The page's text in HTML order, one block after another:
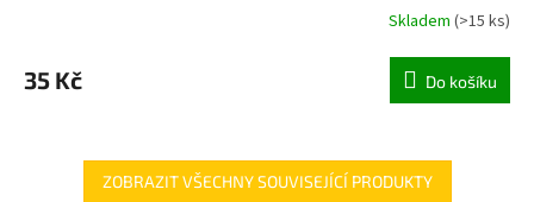
Skladem (>15 ks)
35 Kč Do košíku
ZOBRAZIT VŠECHNY SOUVISEJÍCÍ PRODUKTY